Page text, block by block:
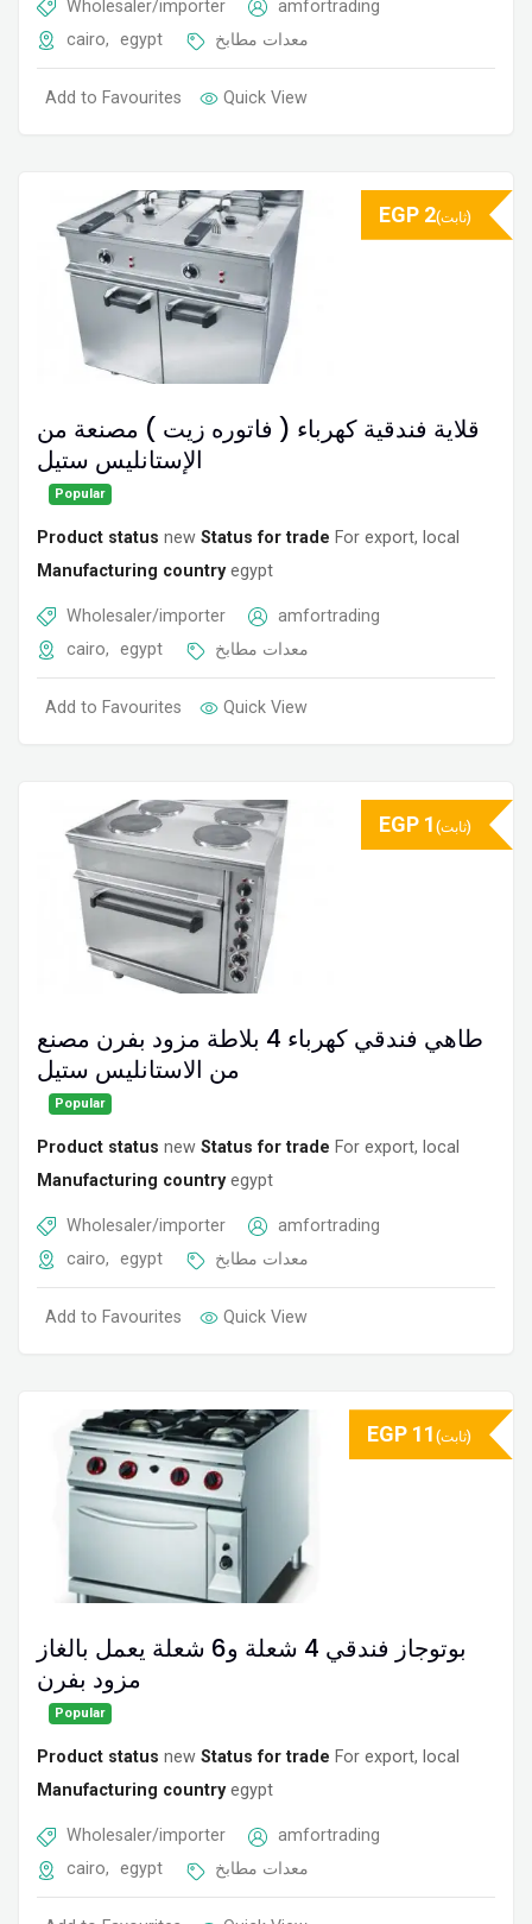
Wholesaler/importer
amfortrading
cairo, egypt معدات مطابخ
Add to Favourites Quick View
قلاية فندقية كهرباء ( فاتوره زيت ) مصنعة من
الإستانليس ستيل
Popular
Product status new Status for trade For export, local
Manufacturing country egypt
Wholesaler/importer
amfortrading
cairo, egypt معدات مطابخ
Add to Favourites Quick View
EGP 2 (ثابت)
طاهي فندقي كهرباء 4 بلاطة مزود بفرن مصنع
من الاستانليس ستيل
Popular
Product status new Status for trade For export, local
Manufacturing country egypt
Wholesaler/importer
amfortrading
cairo, egypt معدات مطابخ
Add to Favourites Quick View
EGP 1 (ثابت)
بوتوجاز فندقي 4 شعلة و6 شعلة يعمل بالغاز
مزود بفرن
Popular
Product status new Status for trade For export, local
Manufacturing country egypt
Wholesaler/importer
amfortrading
cairo, egypt معدات مطابخ
EGP 11 (ثابت)